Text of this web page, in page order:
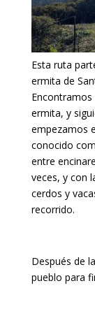
Esta ruta
ermita de
ermita, y
empezamos
conocido
entre
veces, y con
cerdos y
recorrido.
Después de
pueblo para